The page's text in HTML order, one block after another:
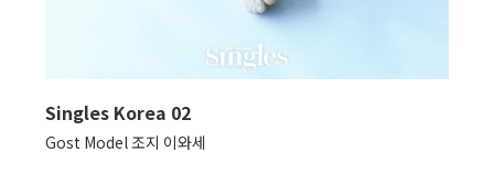
Singles Korea 02
Gost Model 조지 이와세